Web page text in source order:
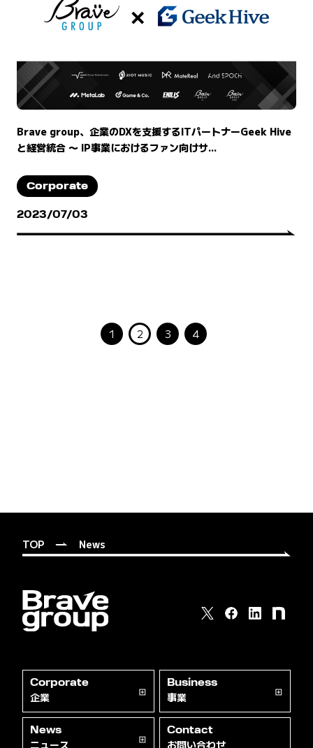
Brave group、企業のDXを支援するITパートナーGeek Hive
と経営統合 〜 IP事業におけるファン向けサ...
Corporate
2023/07/03
1 2 3 4
TOP News
Corporate
企業
Business
事業
News
ニュース
Contact
お問い合わせ